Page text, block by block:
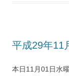
平成29年11
本日11月01日水